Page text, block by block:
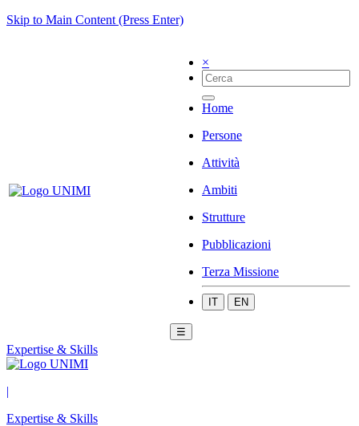
Skip to Main Content (Press Enter)
×
Home
Persone
Attività
Ambiti
Strutture
Pubblicazioni
Terza Missione
IT EN
☰
Expertise & Skills
|
Expertise & Skills